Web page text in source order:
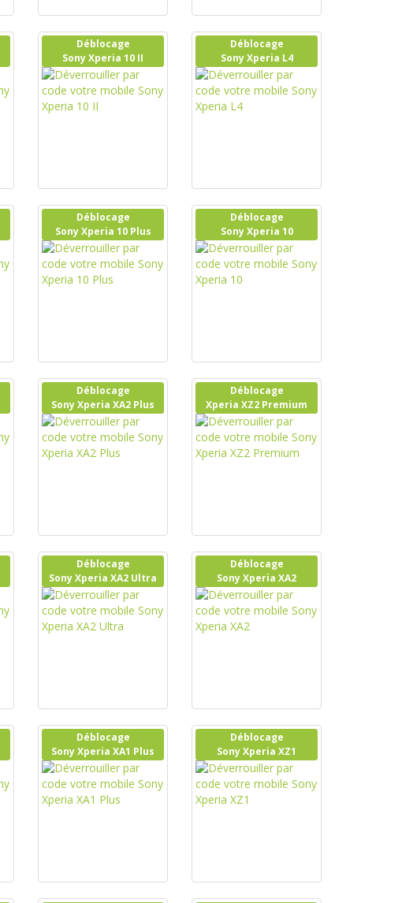
Déblocage
Sony Xperia 10 II
Déblocage
Sony Xperia L4
Déblocage
Sony Xperia 10 Plus
Déblocage
Sony Xperia 10
Déblocage
Sony Xperia XA2 Plus
Déblocage
Xperia XZ2 Premium
Déblocage
Sony Xperia XA2 Ultra
Déblocage
Sony Xperia XA2
Déblocage
Sony Xperia XA1 Plus
Déblocage
Sony Xperia XZ1